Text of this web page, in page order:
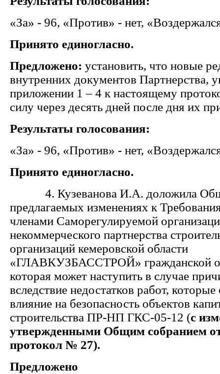
«За» - 96, «Против» - нет,
Принято единогласно.
Предложено: установить, что новые
внутренних документов Партнерства,
приложении 1 – 4 к настоящему
силу через десять дней после дня их
Результаты голосования:
«За» - 96, «Против» - нет,
Принято единогласно.
4. Кузеванова И.А. доложила
предлагаемых изменениях к
членами Саморегулируемой
некоммерческого партнерства
организаций кемеровской области
«ГЛАВКУЗБАССТРОЙ» гражданской
которая может наступить в случае
вследствие недостатков работ,
влияние на безопасность объектов
строительства ПР-НП ГКС-05-12 (с
утвержденными Общим собранием
протокол № 27).
Предложено